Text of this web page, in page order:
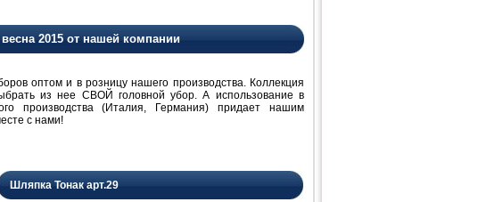
2015 от нашей компании
оптом и в розницу нашего производства. Коллекция
из нее СВОЙ головной убор. А использование в
производства (Италия, Германия) придает нашим
с нами!
Шляпка Тонак арт.29